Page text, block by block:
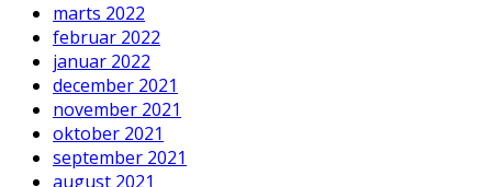
marts 2022
februar 2022
januar 2022
december 2021
november 2021
oktober 2021
september 2021
august 2021